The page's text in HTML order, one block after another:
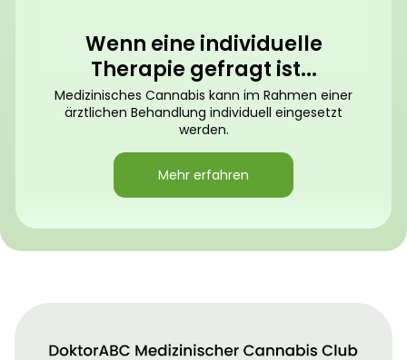
Wenn eine individuelle
Therapie gefragt ist...
Medizinisches Cannabis kann im Rahmen einer
ärztlichen Behandlung individuell eingesetzt
werden.
Mehr erfahren